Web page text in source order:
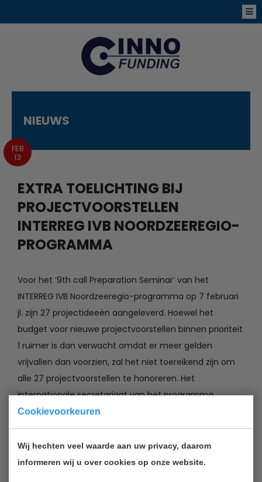
Cookievoorkeuren
Wij hechten veel waarde aan uw privacy, daarom
informeren wij u over cookies op onze website.
NIEUWS
FEB
13
EXTRA TOELICHTING BIJ
PROJECTVOORSTELLEN
INTERREG IVB NOORDZEEREGIO-
PROGRAMMA
Voor het ‘9th call Preparation Seminar’ van het
INTERREG IVB Noordzeeregio-programma op 7 februari
jl. zijn 27 projectideeën aangeleverd. Hoewel het
budget voor nieuwe projectvoorstellen binnen prioriteit
1 ruimer is dan verwacht omdat er meer gelden
vrijvallen dan voorzien, zal het niet toereikend zijn om
alle 27 projectvoorstellen te honoreren. Het
internationale secretariaat van het programma
verwacht dat in totaal zo'n tien projectvoorstellen
goedgekeurd kunnen worden.
Partijen kunnen van 4 maart tot en met 8 april 2013